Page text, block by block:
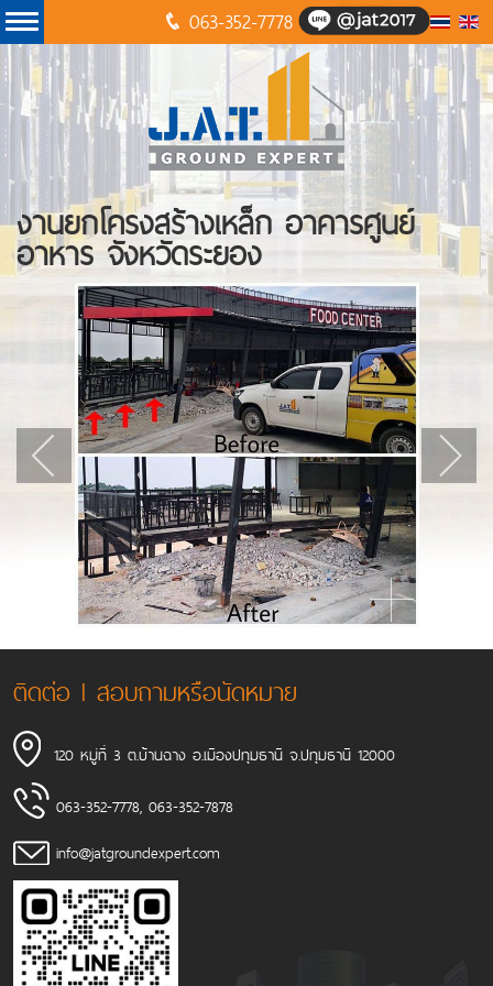
063-352-7778
งานยกโครงสร้างเหล็ก อาคารศูนย์
อาหาร จังหวัดระยอง
ติดต่อ l สอบถามหรือนัดหมาย
120 หมู่ที่ 3 ต.บ้านฉาง อ.เมืองปทุมธานี จ.ปทุมธานี 12000
063-352-7778, 063-352-7878
info@jatgroundexpert.com